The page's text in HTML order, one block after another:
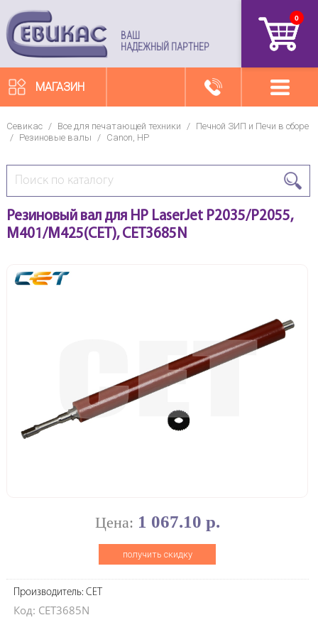
ВАШ
НАДЕЖНЫЙ ПАРТНЕР
0
МАГАЗИН
Севикас / Все для печатающей техники /
Печной ЗИП и Печи в сборе
/
Резиновые валы / Canon, HP
Резиновый вал для HP LaserJet P2035/P2055,
M401/M425(CET), CET3685N
Цена: 1 067.10 р.
получить скидку
Производитель: CET
Код: CET3685N